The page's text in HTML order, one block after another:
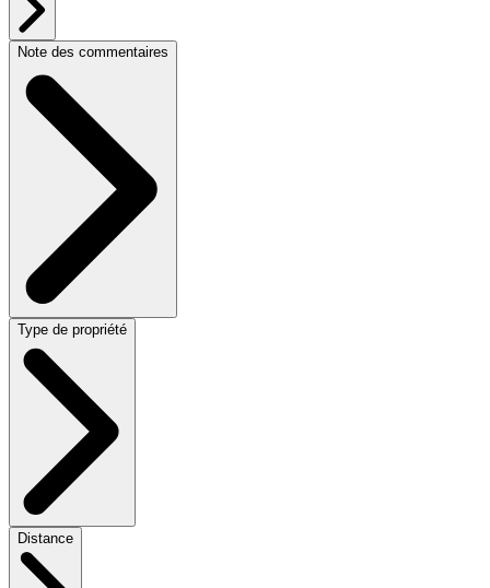
Note des commentaires
Type de propriété
Distance